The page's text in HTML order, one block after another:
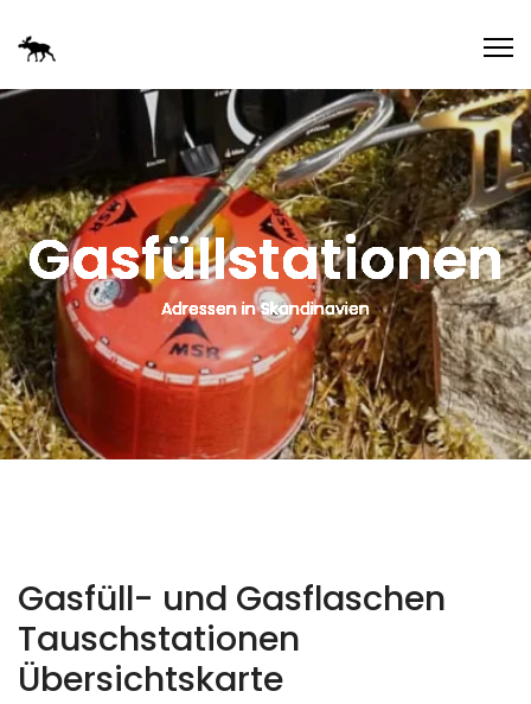
Gasfüllstationen
Adressen in Skandinavien
Gasfüll- und Gasflaschen
Tauschstationen
Übersichtskarte